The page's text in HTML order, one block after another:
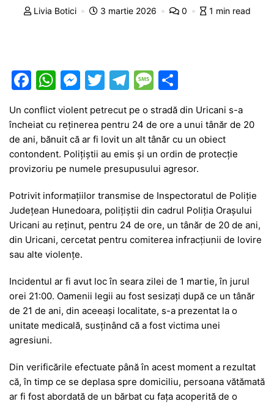
Livia Botici 3 martie 2026 0 1 min read
F
a
c
e
b
o
o
k
W
h
at
s
A
p
p
M
s
s
e
n
g
er
T
itt
er
T
e
gr
a
m
M
s
s
a
g
e
ar
ta
je
a
z
ă
Un conflict violent petrecut pe o stradă din Uricani s-a
încheiat cu reținerea pentru 24 de ore a unui tânăr de 20
de ani, bănuit că ar fi lovit un alt tânăr cu un obiect
contondent. Polițiștii au emis și un ordin de protecție
provizoriu pe numele presupusului agresor.
Potrivit informațiilor transmise de Inspectoratul de Poliție
Județean Hunedoara, polițiștii din cadrul Poliția Orașului
Uricani au reținut, pentru 24 de ore, un tânăr de 20 de ani,
din Uricani, cercetat pentru comiterea infracțiunii de lovire
sau alte violențe.
Incidentul ar fi avut loc în seara zilei de 1 martie, în jurul
orei 21:00. Oamenii legii au fost sesizați după ce un tânăr
de 21 de ani, din aceeași localitate, s-a prezentat la o
unitate medicală, susținând că a fost victima unei
agresiuni.
Din verificările efectuate până în acest moment a rezultat
că, în timp ce se deplasa spre domiciliu, persoana vătămată
ar fi fost abordată de un bărbat cu fața acoperită de o